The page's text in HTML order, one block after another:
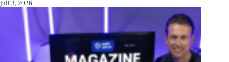
juli 3, 2026